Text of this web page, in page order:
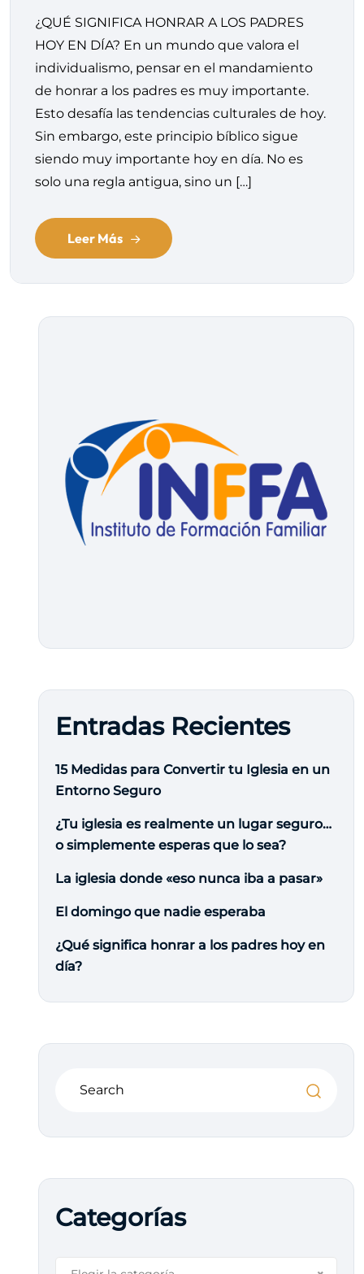
¿QUÉ SIGNIFICA HONRAR A LOS PADRES
HOY EN DÍA? En un mundo que valora el
individualismo, pensar en el mandamiento
de honrar a los padres es muy importante.
Esto desafía las tendencias culturales de hoy.
Sin embargo, este principio bíblico sigue
siendo muy importante hoy en día. No es
solo una regla antigua, sino un […]
Leer Más
Entradas Recientes
15 Medidas para Convertir tu Iglesia en un
Entorno Seguro
¿Tu iglesia es realmente un lugar seguro…
o simplemente esperas que lo sea?
La iglesia donde «eso nunca iba a pasar»
El domingo que nadie esperaba
¿Qué significa honrar a los padres hoy en
día?
Categorías